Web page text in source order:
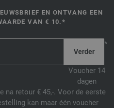
EN ONTVANG EEN
VAN € 10.*
*
Voucher 14
dagen
na retour € 45,-. Voor de eerste
kan maar één voucher